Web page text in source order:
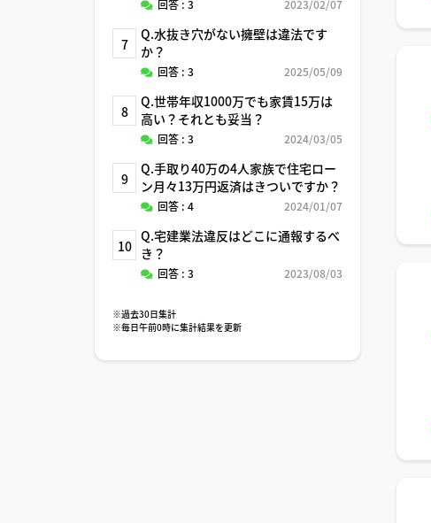
回答 : 3 2023/02/07
7
Q.水抜き穴がない擁壁は違法です
か？
回答 : 3 2025/05/09
8
Q.世帯年収1000万でも家賃15万は
高い？それとも妥当？
回答 : 3 2024/03/05
9
Q.手取り40万の4人家族で住宅ロー
ン月々13万円返済はきついですか？
回答 : 4 2024/01/07
10
Q.宅建業法違反はどこに通報するべ
き？
回答 : 3 2023/08/03
※過去30日集計
※毎日午前0時に集計結果を更新